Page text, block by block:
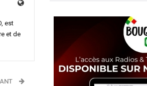
est
et de